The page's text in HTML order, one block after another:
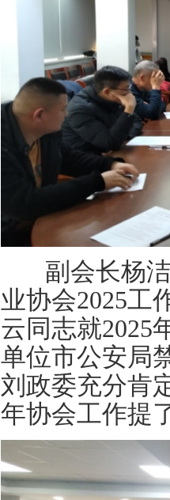
副会长杨洁
业协会2025工
云同志就2025
单位市公安局
刘政委充分肯
年协会工作提